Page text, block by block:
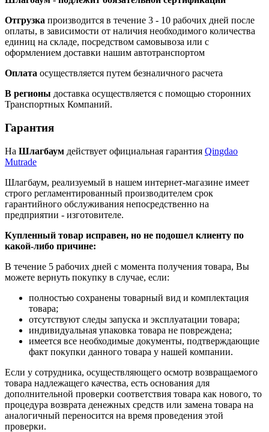
Отгрузка производится в течение 3 - 10 рабочих дней после
оплаты, в зависимости от наличия необходимого количества
единиц на складе, посредством самовывоза или с
оформлением доставки нашим автотранспортом
Оплата осуществляется путем безналичного расчета
В регионы доставка осуществляется с помощью сторонних
Транспортных Компаний.
Гарантия
На Шлагбаум действует официальная гарантия Qingdao
Mutrade
Шлагбаум, реализуемый в нашем интернет-магазине имеет
строго регламентированный производителем срок
гарантийного обслуживания непосредственно на
предприятии - изготовителе.
Купленный товар исправен, но не подошел клиенту по
какой-либо причине:
В течение 5 рабочих дней с момента получения товара, Вы
можете вернуть покупку в случае, если:
полностью сохранены товарный вид и комплектация
товара;
отсутствуют следы запуска и эксплуатации товара;
индивидуальная упаковка товара не повреждена;
имеется все необходимые документы, подтверждающие
факт покупки данного товара у нашей компании.
Если у сотрудника, осуществляющего осмотр возвращаемого
товара надлежащего качества, есть основания для
дополнительной проверки соответствия товара как нового, то
процедура возврата денежных средств или замена товара на
аналогичный переносится на время проведения этой
проверки.